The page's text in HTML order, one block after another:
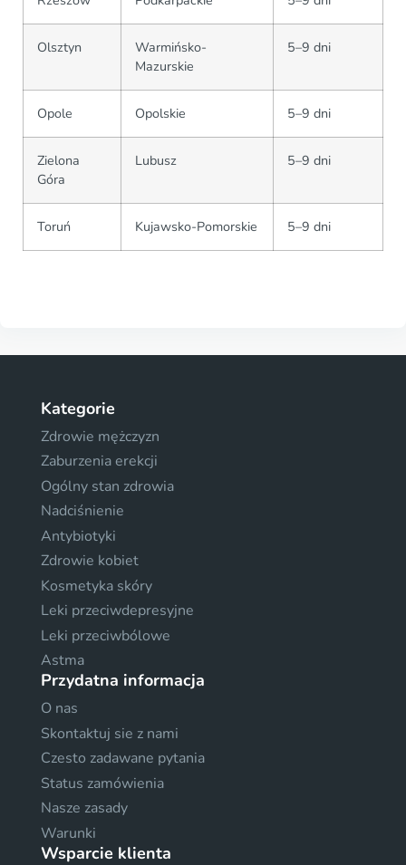
Olsztyn
Warmińsko-
Mazurskie
5–9 dni
Opole Opolskie 5–9 dni
Zielona
Góra
Lubusz 5–9 dni
Toruń Kujawsko-Pomorskie 5–9 dni
Kategorie
Zdrowie mężczyzn
Zaburzenia erekcji
Ogólny stan zdrowia
Nadciśnienie
Antybiotyki
Zdrowie kobiet
Kosmetyka skóry
Leki przeciwdepresyjne
Leki przeciwbólowe
Astma
Przydatna informacja
O nas
Skontaktuj sie z nami
Czesto zadawane pytania
Status zamówienia
Nasze zasady
Warunki
Wsparcie klienta